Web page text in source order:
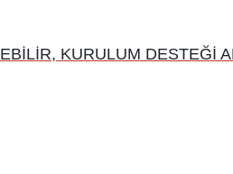
KURULUM DESTEĞİ